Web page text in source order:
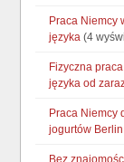
Praca Niemcy
języka (4
Fizyczna
języka od
Praca Niemcy
jogurtów Berlin
Bez